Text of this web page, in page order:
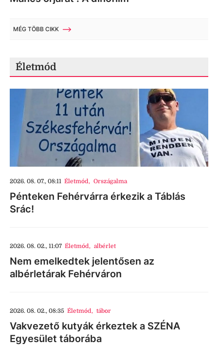
MÉG TÖBB CIKK
Életmód
2026. 08. 07., 08:11 Életmód, Országalma
Pénteken Fehérvárra érkezik a Táblás
Srác!
2026. 08. 02., 11:07 Életmód, albérlet
Nem emelkedtek jelentősen az
albérletárak Fehérváron
2026. 08. 02., 08:35 Életmód, tábor
Vakvezető kutyák érkeztek a SZÉNA
Egyesület táborába